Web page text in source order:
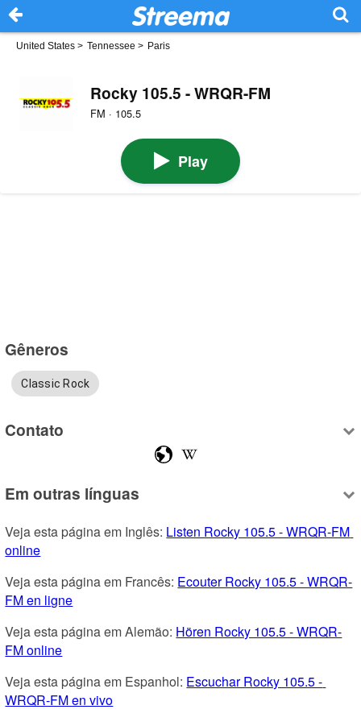
United States > Tennessee > Paris
Rocky 105.5 - WRQR-FM
FM · 105.5
Play
Gêneros
Classic Rock
Contato
Em outras línguas
Veja esta página em Inglês: Listen Rocky 105.5 - WRQR-FM
online
Veja esta página em Francês: Ecouter Rocky 105.5 - WRQR-
FM en ligne
Veja esta página em Alemão: Hören Rocky 105.5 - WRQR-
FM online
Veja esta página em Espanhol: Escuchar Rocky 105.5 -
WRQR-FM en vivo